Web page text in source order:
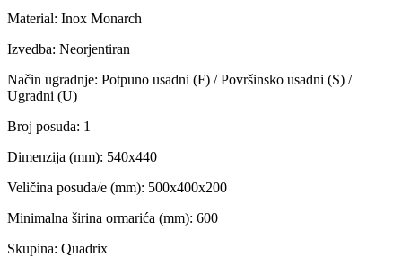
Material: Inox Monarch
Izvedba: Neorjentiran
Način ugradnje: Potpuno usadni (F) / Površinsko usadni (S) /
Ugradni (U)
Broj posuda: 1
Dimenzija (mm): 540x440
Veličina posuda/e (mm): 500x400x200
Minimalna širina ormarića (mm): 600
Skupina: Quadrix